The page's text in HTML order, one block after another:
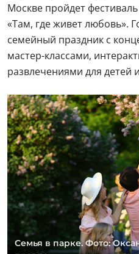
Москве пройдет
«Там, где живет любовь».
семейный праздник с
мастер-классами,
развлечениями для детей
Семья в парке. Фото: